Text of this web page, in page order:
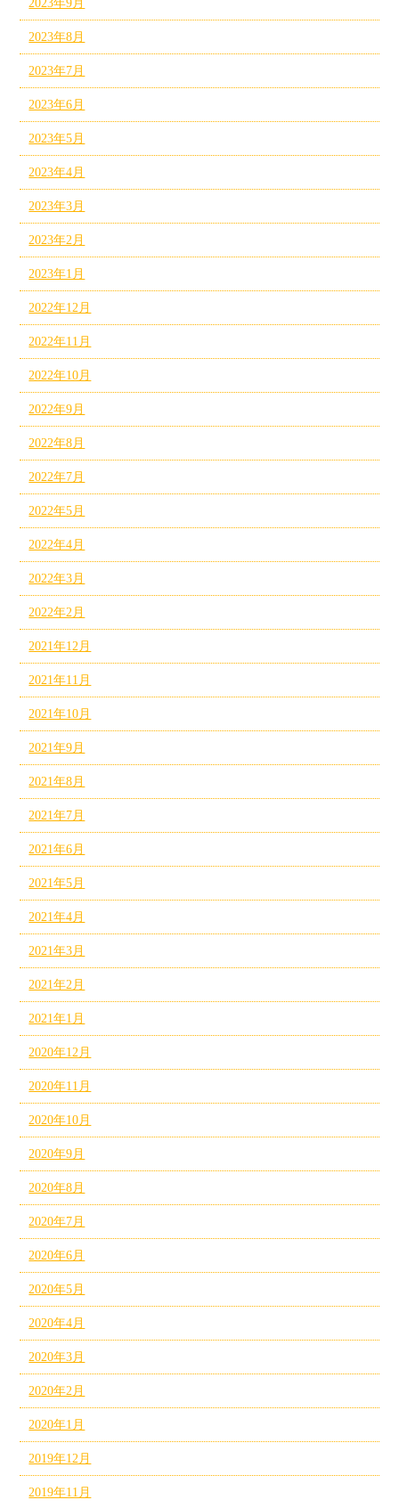
2023年9月
2023年8月
2023年7月
2023年6月
2023年5月
2023年4月
2023年3月
2023年2月
2023年1月
2022年12月
2022年11月
2022年10月
2022年9月
2022年8月
2022年7月
2022年5月
2022年4月
2022年3月
2022年2月
2021年12月
2021年11月
2021年10月
2021年9月
2021年8月
2021年7月
2021年6月
2021年5月
2021年4月
2021年3月
2021年2月
2021年1月
2020年12月
2020年11月
2020年10月
2020年9月
2020年8月
2020年7月
2020年6月
2020年5月
2020年4月
2020年3月
2020年2月
2020年1月
2019年12月
2019年11月